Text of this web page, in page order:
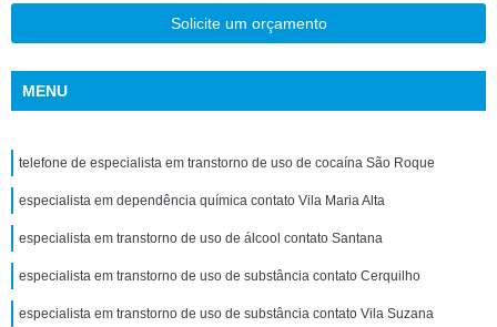
Solicite um orçamento
MENU
telefone de especialista em transtorno de uso de cocaína São Roque
especialista em dependência química contato Vila Maria Alta
especialista em transtorno de uso de álcool contato Santana
especialista em transtorno de uso de substância contato Cerquilho
especialista em transtorno de uso de substância contato Vila Suzana